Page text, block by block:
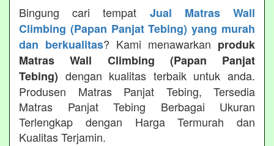
Bingung cari tempat Jual Matras Wall
Climbing (Papan Panjat Tebing) yang murah
dan berkualitas? Kami menawarkan produk
Matras Wall Climbing (Papan Panjat
Tebing) dengan kualitas terbaik untuk anda.
Produsen Matras Panjat Tebing, Tersedia
Matras Panjat Tebing Berbagai Ukuran
Terlengkap dengan Harga Termurah dan
Kualitas Terjamin.